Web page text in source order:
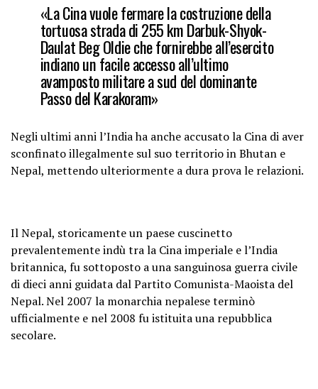
«La Cina vuole fermare la costruzione della
tortuosa strada di 255 km Darbuk-Shyok-
Daulat Beg Oldie che fornirebbe all’esercito
indiano un facile accesso all’ultimo
avamposto militare a sud del dominante
Passo del Karakoram»
Negli ultimi anni l’India ha anche accusato la Cina di aver
sconfinato illegalmente sul suo territorio in Bhutan e
Nepal, mettendo ulteriormente a dura prova le relazioni.
Il Nepal, storicamente un paese cuscinetto
prevalentemente indù tra la Cina imperiale e l’India
britannica, fu sottoposto a una sanguinosa guerra civile
di dieci anni guidata dal Partito Comunista-Maoista del
Nepal. Nel 2007 la monarchia nepalese terminò
ufficialmente e nel 2008 fu istituita una repubblica
secolare.